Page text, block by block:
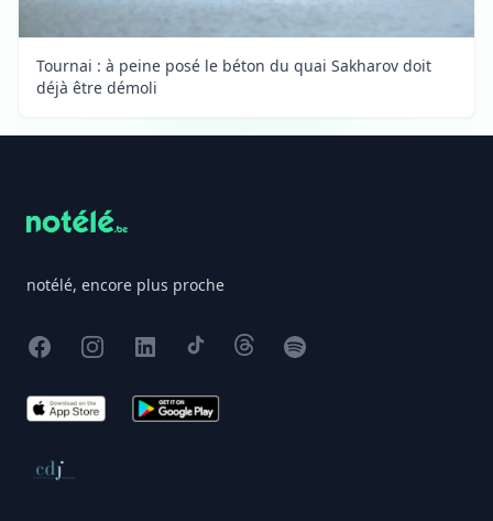
Tournai : à peine posé le béton du quai Sakharov doit
déjà être démoli
notélé, encore plus proche
FacebookInstagram
X TikTokThreadsSpotify
App Store Google Play
Conseil de déontologie journalistique